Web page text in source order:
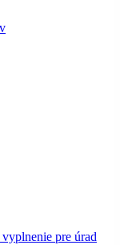
pre úrad